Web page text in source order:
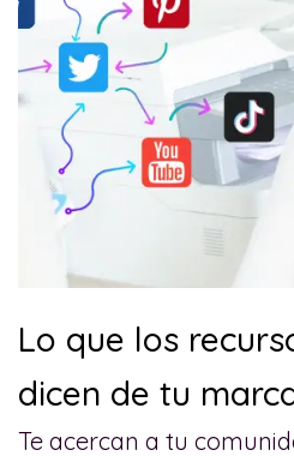
Lo que los
dicen de tu
Te acercan a tu